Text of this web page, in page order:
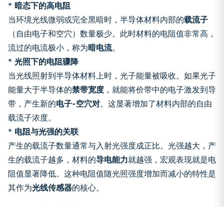
* 暗态下的高电阻
当环境光线微弱或完全黑暗时，半导体材料内部的载流子
（自由电子和空穴）数量极少。此时材料的电阻值非常高，
流过的电流极小，称为暗电流。
* 光照下的电阻骤降
当光线照射到半导体材料上时，光子能量被吸收。如果光子
能量大于半导体的禁带宽度 ，就能将价带中的电子激发到导
带，产生新的电子-空穴对。这显著增加了材料内部的自由
载流子浓度。
* 电阻与光强的关联
产生的载流子数量通常与入射光强度成正比。光强越大，产
生的载流子越多，材料的导电能力就越强，宏观表现就是电
阻值显著降低。这种电阻值随光照强度增加而减小的特性是
其作为光线传感器的核心。